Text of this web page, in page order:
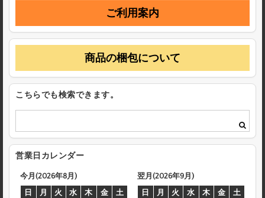
ご利用案内
商品の梱包について
こちらでも検索できます。
営業日カレンダー
今月(2026年8月)
日
月 火 水 木 金
土
翌月(2026年9月)
日
月 火 水 木 金
土